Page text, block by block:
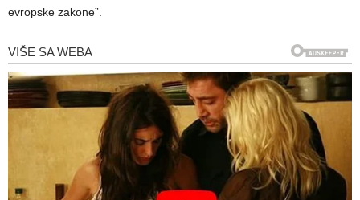
evropske zakone”.